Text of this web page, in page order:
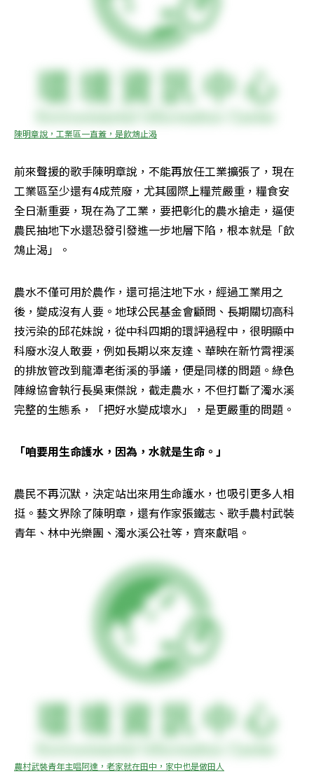
陳明章說，工業區一直蓋，是飲鴆止渴
前來聲援的歌手陳明章說，不能再放任工業擴張了，現在
工業區至少還有4成荒廢，尤其國際上糧荒嚴重，糧食安
全日漸重要，現在為了工業，要把彰化的農水搶走，逼使
農民抽地下水還恐發引發進一步地層下陷，根本就是「飲
鴆止渴」。
農水不僅可用於農作，還可挹注地下水，經過工業用之
後，變成沒有人要。地球公民基金會顧問、長期關切高科
技污染的邱花妹說，從中科四期的環評過程中，很明顯中
科廢水沒人敢要，例如長期以來友達、華映在新竹霄裡溪
的排放管改到龍潭老街溪的爭議，便是同樣的問題。綠色
陣線協會執行長吳東傑說，截走農水，不但打斷了濁水溪
完整的生態系，「把好水變成壞水」，是更嚴重的問題。
「咱要用生命護水，因為，水就是生命。」
農民不再沉默，決定站出來用生命護水，也吸引更多人相
挺。藝文界除了陳明章，還有作家張鐵志、歌手農村武裝
青年、林中光樂團、濁水溪公社等，齊來獻唱。
農村武裝青年主唱阿達，老家就在田中，家中也是做田人